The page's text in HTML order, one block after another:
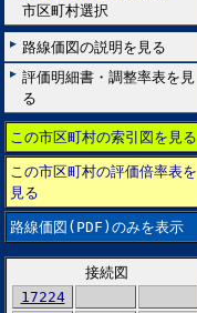
市区町村選択
路線価図の説明を見る
評価明細書・調整率表を見
る
この市区町村の索引図を見る
この市区町村の評価倍率表を
見る
路線価図(PDF)のみを表示
接続図
17224